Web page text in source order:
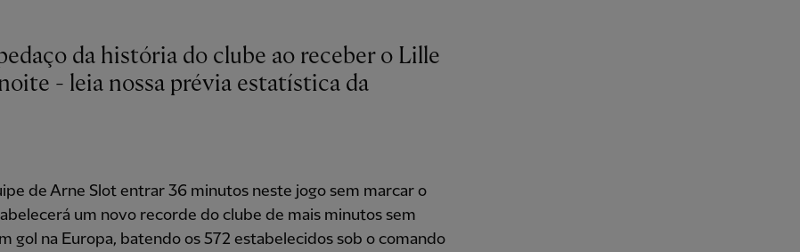
- leia nossa prévia estatística da
de Arne Slot entrar 36 minutos neste jogo sem marcar o
um novo recorde do clube de mais minutos sem
gol na Europa, batendo os 572 estabelecidos sob o comando